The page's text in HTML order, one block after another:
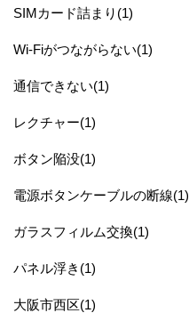
SIMカード詰まり(1)
Wi-Fiがつながらない(1)
通信できない(1)
レクチャー(1)
ボタン陥没(1)
電源ボタンケーブルの断線(1)
ガラスフィルム交換(1)
パネル浮き(1)
大阪市西区(1)